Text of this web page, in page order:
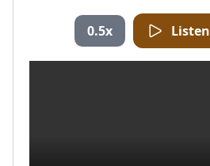
0.5x Listen